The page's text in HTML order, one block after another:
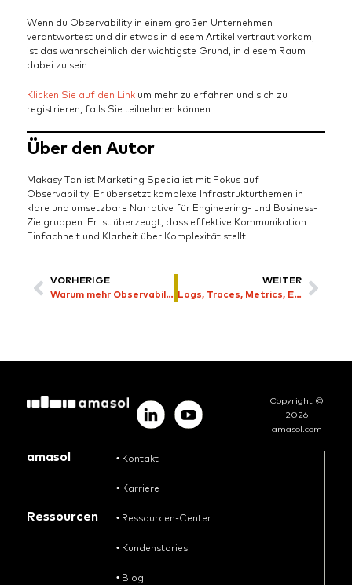
Wenn du Observability in einem großen Unternehmen
verantwortest und dir etwas in diesem Artikel vertraut vorkam,
ist das wahrscheinlich der wichtigste Grund, in diesem Raum
dabei zu sein.
Klicken Sie auf den Linkum mehr zu erfahren und sich zu
registrieren, falls Sie teilnehmen können.
Über den Autor
Makasy Tan ist Marketing Specialist mit Fokus auf
Observability. Er übersetzt komplexe Infrastrukturthemen in
klare und umsetzbare Narrative für Engineering- und Business-
Zielgruppen. Er ist überzeugt, dass effektive Kommunikation
Einfachheit und Klarheit über Komplexität stellt.
VORHERIGE
Warum mehr Observability die Root Cause Analysis nicht verbessert, und worüber wir beim Business Observability Forum sprechen werden
WEITER
Logs, Traces, Metrics, Events: why three out of four still leaves you blind
amasol •Kontakt
•Karriere
Ressourcen •Ressourcen-Center
•Kundenstories
•Blog
Copyright ©
2026
amasol.com